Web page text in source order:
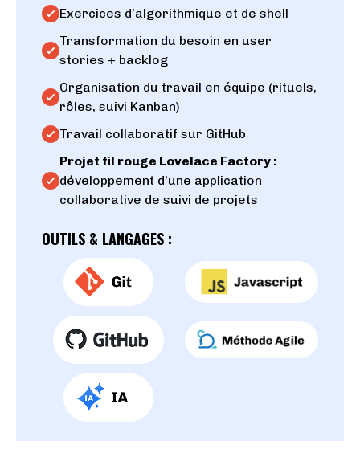
Exercices d’algorithmique et de shell
Transformation du besoin en user
stories + backlog
Organisation du travail en équipe (rituels,
rôles, suivi Kanban)
Travail collaboratif sur GitHub
Projet fil rouge Lovelace Factory :
développement d’une application
collaborative de suivi de projets
OUTILS & LANGAGES :